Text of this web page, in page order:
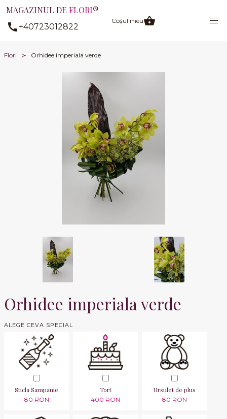
MAGAZINUL DE FLORI®
+40723012822
Coșul meu
Flori Orhidee imperiala verde
Orhidee imperiala verde
ALEGE CEVA SPECIAL
Sticla Sampanie
80 RON
Tort
400 RON
Ursulet de plus
80 RON